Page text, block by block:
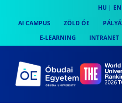
content
HU | EN
AI CAMPUS
ZÖLD ÓE
E-LEARNING
INTRANET